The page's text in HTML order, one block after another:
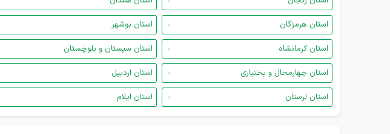
استان هرمزگان
استان بوشهر
استان کرمانشاه
استان سیستان و بلوچستان
استان چهارمحال و بختیاری
استان اردبیل
استان لرستان
استان ایلام